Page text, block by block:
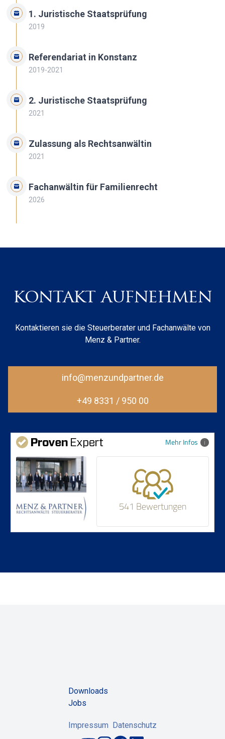
1. Juristische Staatsprüfung
2019
Referendariat in Konstanz
2019-2021
2. Juristische Staatsprüfung
2021
Zulassung als Rechtsanwältin
2021
Fachanwältin für Familienrecht
2026
kontakt aufnehmen
Kontaktieren sie die Steuerberater und Fachanwälte von
Menz & Partner.
info@menzundpartner.de
+49 8331 / 950 00
Mehr Infos
541 Bewertungen
Downloads
Jobs
Impressum Datenschutz